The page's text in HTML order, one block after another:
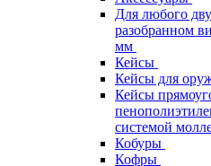
Для любого
разобранном
мм
Кейсы
Кейсы для
Кейсы
системой
Кобуры
Кофры